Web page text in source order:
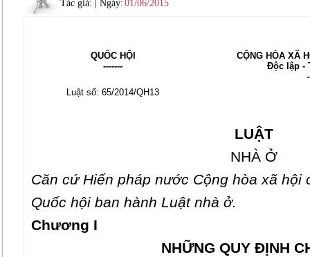
Tác giả: | Ngày: 01/06/2015
QUỐC HỘI
-------
CỘNG HÒA XÃ
Độc lập -
Luật số: 65/2014/QH13
LUẬT
NHÀ Ở
Căn cứ Hiến pháp nước Cộng hòa xã hội
Quốc hội ban hành Luật nhà ở.
Chương I
NHỮNG QUY ĐỊNH